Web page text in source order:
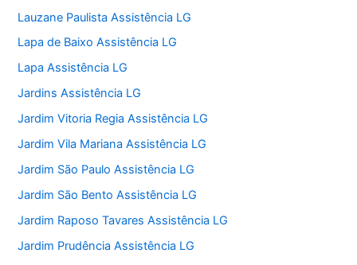
Lauzane Paulista Assistência LG
Lapa de Baixo Assistência LG
Lapa Assistência LG
Jardins Assistência LG
Jardim Vitoria Regia Assistência LG
Jardim Vila Mariana Assistência LG
Jardim São Paulo Assistência LG
Jardim São Bento Assistência LG
Jardim Raposo Tavares Assistência LG
Jardim Prudência Assistência LG